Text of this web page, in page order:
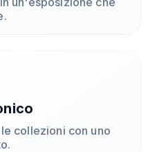
collezioni con uno